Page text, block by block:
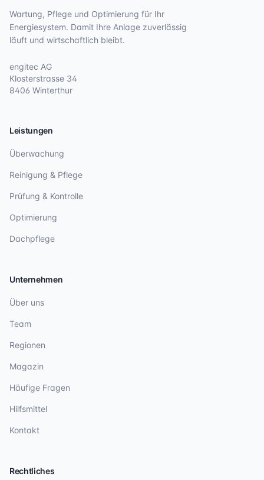
Wartung, Pflege und Optimierung für Ihr
Energiesystem. Damit Ihre Anlage zuverlässig
läuft und wirtschaftlich bleibt.
engitec AG
Klosterstrasse 34
8406 Winterthur
Leistungen
Überwachung
Reinigung & Pflege
Prüfung & Kontrolle
Optimierung
Dachpflege
Unternehmen
Über uns
Team
Regionen
Magazin
Häufige Fragen
Hilfsmittel
Kontakt
Rechtliches